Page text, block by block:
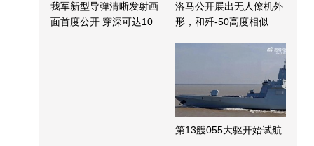
我军新型导弹清晰发射画
面首度公开 穿深可达10
洛马公开展出无人僚机外
形，和歼-50高度相似
第13艘055大驱开始试航